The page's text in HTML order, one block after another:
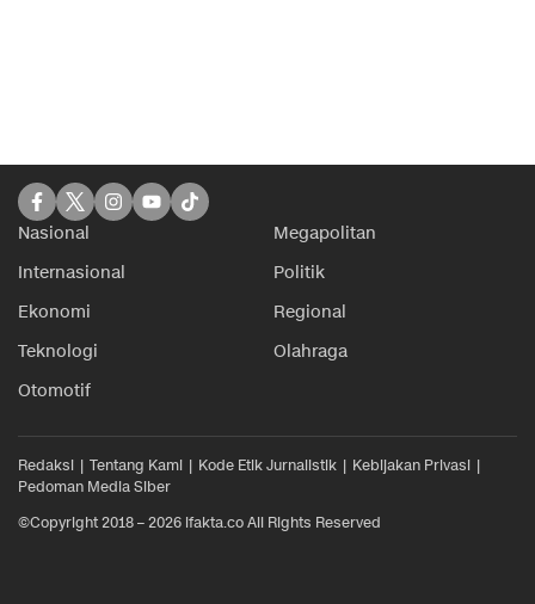
Nasional
Megapolitan
Internasional
Politik
Ekonomi
Regional
Teknologi
Olahraga
Otomotif
Redaksi Tentang Kami Kode Etik Jurnalistik
Kebijakan Privasi
Pedoman Media Siber
©Copyright 2018 – 2026 ifakta.co All Rights Reserved